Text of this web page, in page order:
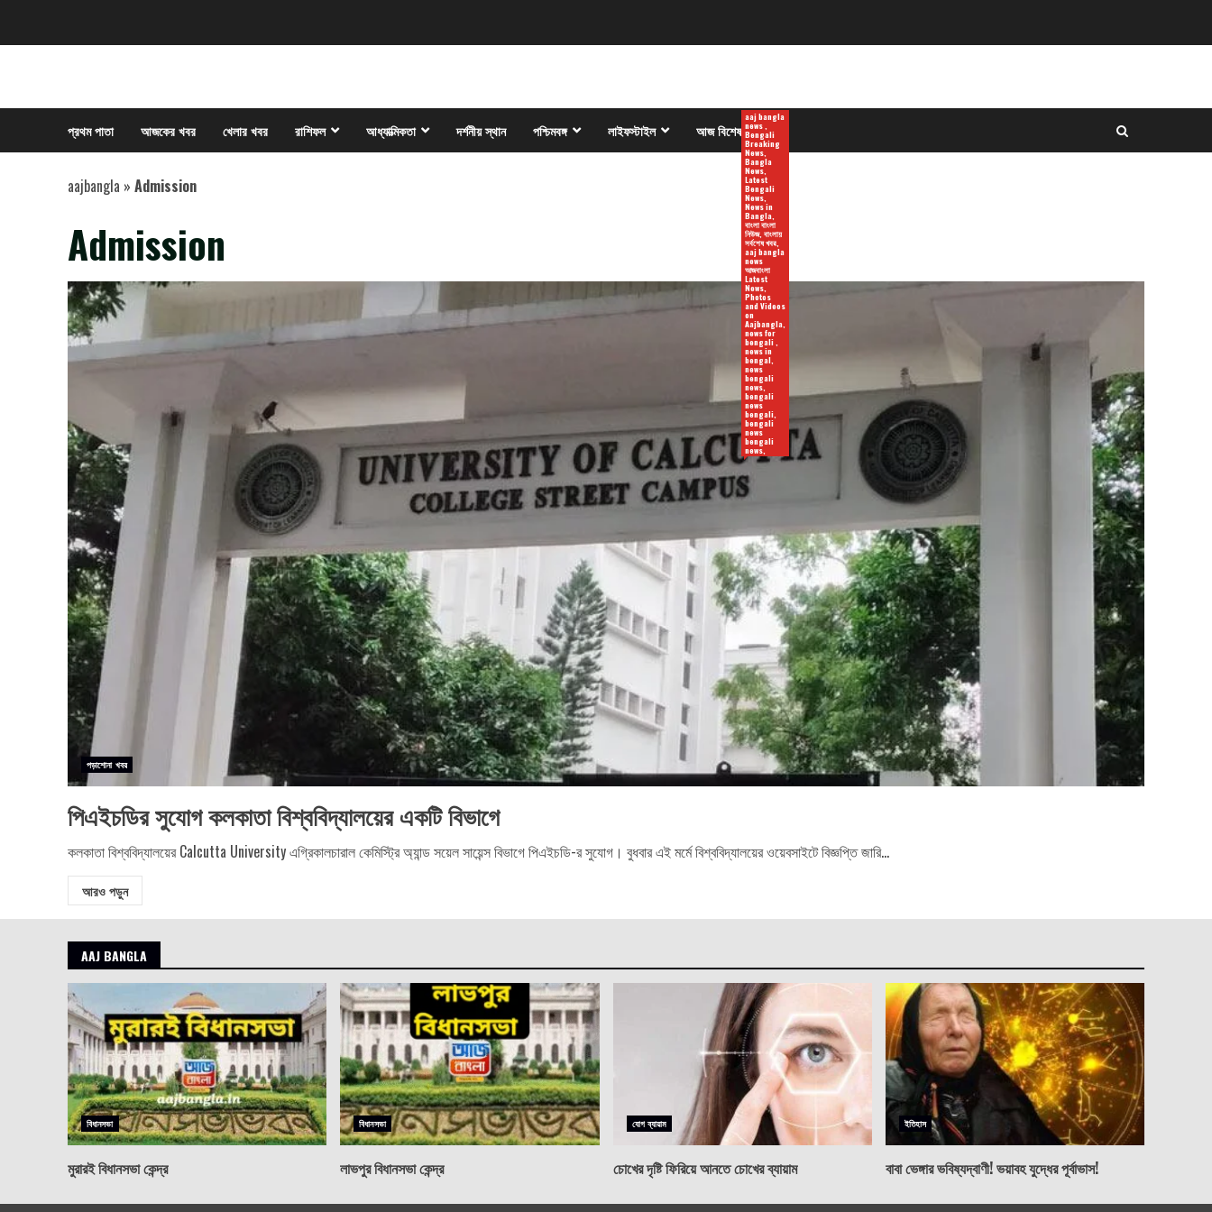
প্রথম পাতা আজকের খবর খেলার খবর রাশিফল আধ্যাত্মিকতা দর্শনীয় স্থান পশ্চিমবঙ্গ লাইফস্টাইল আজ বিশেষ
aaj bangla
news ,
Bengali
Breaking
News,
Bangla
News,
Latest
Bengali
News,
News in
Bangla,
বাংলা বাংলা
নিউজ, বাংলায়
সর্বশেষ খবর,
aaj bangla
news
আজবাংলা
Latest
News,
Photos
and Videos
on
Aajbangla,
news for
bengali ,
news in
bengal,
news
bengali
news,
bengali
news
bengali,
bengali
news
bengali
news,
aajbangla » Admission
Admission
পড়াশোনা খবর
পিএইচডির সুযোগ কলকাতা বিশ্ববিদ্যালয়ের একটি বিভাগে
কলকাতা বিশ্ববিদ্যালয়ের Calcutta University এগ্রিকালচারাল কেমিস্ট্রি অ্যান্ড সয়েল সায়েন্স বিভাগে পিএইচডি-র সুযোগ। বুধবার এই মর্মে বিশ্ববিদ্যালয়ের ওয়েবসাইটে বিজ্ঞপ্তি জারি...
আরও পড়ুন
AAJ BANGLA
বিধানসভা
মুরারই বিধানসভা কেন্দ্র
বিধানসভা
লাভপুর বিধানসভা কেন্দ্র
যোগ ব্যায়াম
চোখের দৃষ্টি ফিরিয়ে আনতে চোখের ব্যায়াম
ইতিহাস
বাবা ভেঙ্গার ভবিষ্যদ্বাণী! ভয়াবহ যুদ্ধের পূর্বাভাস!